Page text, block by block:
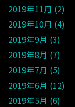
2019年11月 2
2019年10月 4
2019年9月 3
2019年8月 7
2019年7月 5
2019年6月 12
2019年5月 6